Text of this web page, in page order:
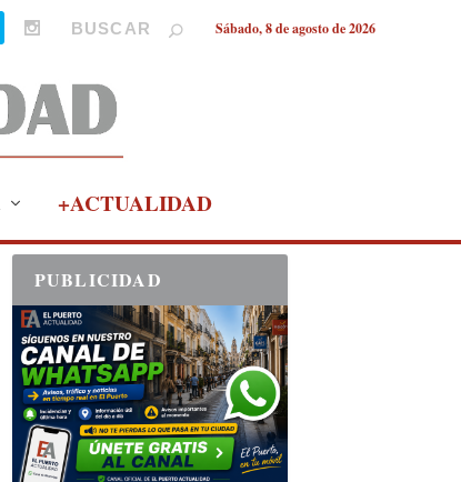
Sábado, 8 de agosto de 2026
+ACTUALIDAD
PUBLICIDAD